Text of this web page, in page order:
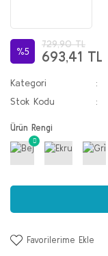
%5
729,90 TL
693,41 TL
Kategori
Stok Kodu
Ürün Rengi